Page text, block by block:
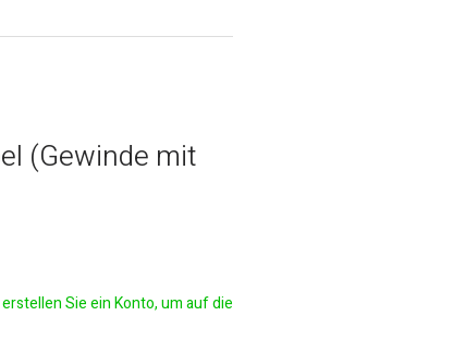
(Gewinde mit
Sie ein Konto, um auf die